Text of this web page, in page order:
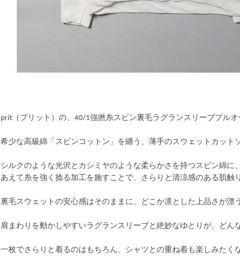
prit（プリット）の、40/1強撚糸スビン裏毛ラグランスリーブプルオ
希少な高級綿「スビンコットン」を纏う、薄手のスウェットカットソ
シルクのような光沢とカシミヤのような柔らかさを持つスビン綿に、
あえて糸を強く捻る加工を施すことで、さらりと清涼感のある肌触り
裏毛スウェットの安心感はそのままに、どこか凛とした上品さが漂
肩まわりを動かしやすいラグランスリーブと絶妙なゆとりが、どん
一枚でさらりと着るのはもちろん、シャツとの重ね着も楽しみたく